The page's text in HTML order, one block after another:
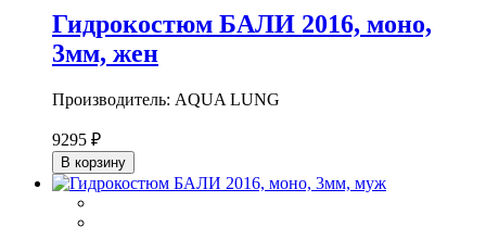
Гидрокостюм БАЛИ 2016, моно,
3мм, жен
Производитель: AQUA LUNG
9295 ₽
В корзину